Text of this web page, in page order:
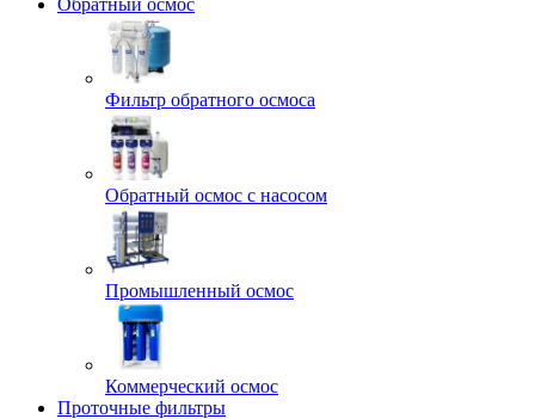
Обратный осмос
Фильтр обратного осмоса
Обратный осмос с насосом
Промышленный осмос
Коммерческий осмос
Проточные фильтры